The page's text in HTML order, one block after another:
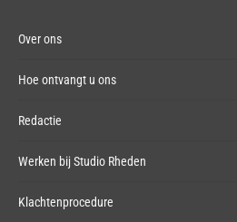
Over ons
Hoe ontvangt u ons
Redactie
Werken bij Studio Rheden
Klachtenprocedure